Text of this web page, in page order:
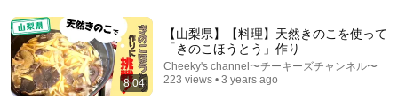
Consumer Exposed
8:04
【山梨県】【料理】天然きのこを使って
「きのこほうとう」作り
Cheeky's channel〜チーキーズチャンネル〜
223 views • 3 years ago